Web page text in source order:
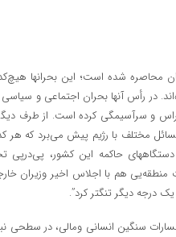
محاصره شده است؛ این بحرانها
در رأس آنها بحران اجتماعی و سیاسی
و سرآسیمگی کرده است. از طرف دیگر
مختلف با رژیم پیش می‌برد که هر
حاکمه این کشور، پی‌در‌پی
منطقه‌یی هم با اجلاس اخیر وزیران
یک درجه دیگر تنگتر کرد”.
سنگین انسانی ومالی، در سطحی